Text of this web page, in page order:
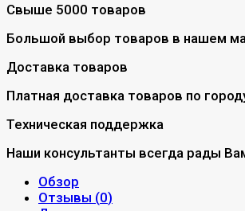
Свыше 5000 товаров
Большой выбор товаров в нашем
Доставка товаров
Платная доставка товаров по
Техническая поддержка
Наши консультанты всегда рады
Обзор
Отзывы (0)